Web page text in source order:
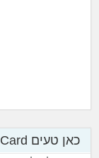
כאן טעים Card